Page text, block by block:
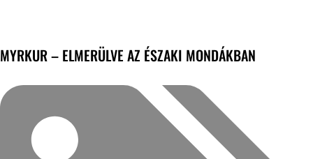
MYRKUR – ELMERÜLVE AZ ÉSZAKI MONDÁKBAN